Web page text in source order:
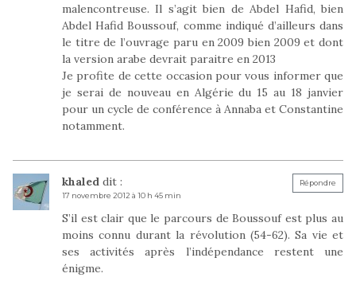
malencontreuse. Il s’agit bien de Abdel Hafid, bien
Abdel Hafid Boussouf, comme indiqué d’ailleurs dans
le titre de l’ouvrage paru en 2009 bien 2009 et dont
la version arabe devrait paraitre en 2013
Je profite de cette occasion pour vous informer que
je serai de nouveau en Algérie du 15 au 18 janvier
pour un cycle de conférence à Annaba et Constantine
notamment.
khaled dit :
17 novembre 2012 à 10 h 45 min
S’il est clair que le parcours de Boussouf est plus au
moins connu durant la révolution (54-62). Sa vie et
ses activités après l’indépendance restent une
énigme.
Répondre